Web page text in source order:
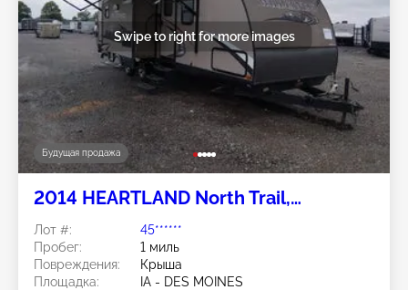
Будущая продажа
Swipe to right for more images
2014 HEARTLAND North Trail,
Wilderness, Sundance TT, Mallard
Лот #:
45******
Пробег:
1 миль
Повреждения:
Крыша
Площадка:
IA - DES MOINES